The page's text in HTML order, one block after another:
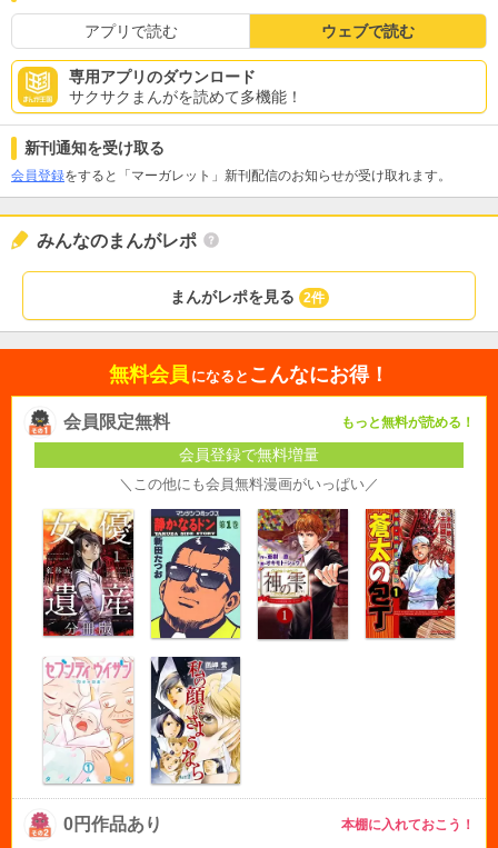
アプリで読む ウェブで読む
専用アプリのダウンロード
サクサクまんがを読めて多機能！
新刊通知を受け取る
会員登録をすると「マーガレット」新刊配信のお知らせが受け取れます。
みんなのまんがレポ
まんがレポを見る 2件
無料会員 になると こんなにお得！
会員限定無料 もっと無料が読める！
会員登録で無料増量
＼この他にも会員無料漫画がいっぱい／
0円作品あり 本棚に入れておこう！